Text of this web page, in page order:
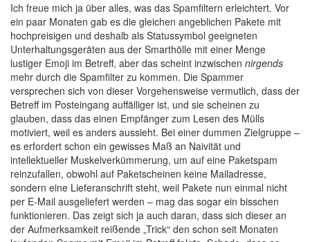
Ich freue mich ja über alles, was das Spamfiltern erleichtert. Vor
ein paar Monaten gab es die gleichen angeblichen Pakete mit
hochpreisigen und deshalb als Statussymbol geeigneten
Unterhaltungsgeräten aus der Smarthölle mit einer Menge
lustiger Emoji im Betreff, aber das scheint inzwischen nirgends
mehr durch die Spamfilter zu kommen. Die Spammer
versprechen sich von dieser Vorgehensweise vermutlich, dass der
Betreff im Posteingang auffälliger ist, und sie scheinen zu
glauben, dass das einen Empfänger zum Lesen des Mülls
motiviert, weil es anders aussieht. Bei einer dummen Zielgruppe –
es erfordert schon ein gewisses Maß an Naivität und
intellektueller Muskelverkümmerung, um auf eine Paketspam
reinzufallen, obwohl auf Paketscheinen keine Mailadresse,
sondern eine Lieferanschrift steht, weil Pakete nun einmal nicht
per E-Mail ausgeliefert werden – mag das sogar ein bisschen
funktionieren. Das zeigt sich ja auch daran, dass sich dieser an
der Aufmerksamkeit reißende „Trick“ den schon seit Monaten